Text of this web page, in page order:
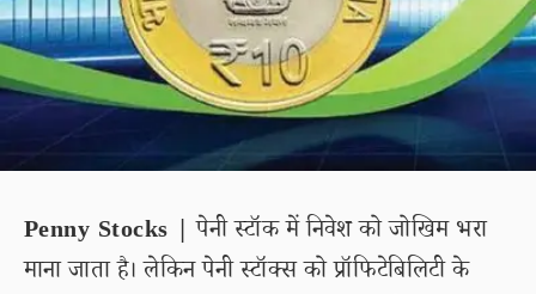
Penny Stocks | पेनी स्टॉक में निवेश को जोखिम भरा
माना जाता है। लेकिन पेनी स्टॉक्स को प्रॉफिटेबिलिटी के